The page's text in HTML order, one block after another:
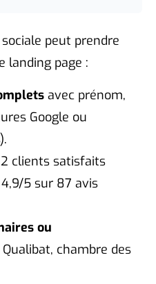
peut prendre
landing page :
avec prénom,
Google ou
clients satisfaits
5 sur 87 avis
ou
Qualibat, chambre des